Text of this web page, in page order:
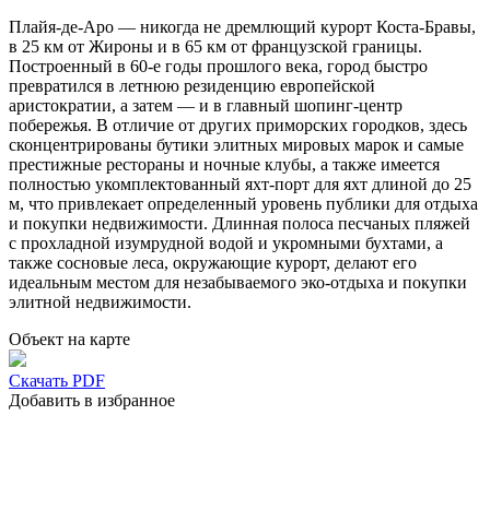
Плайя-де-Аро — никогда не дремлющий курорт Коста-Бравы,
в 25 км от Жироны и в 65 км от французской границы.
Построенный в 60-е годы прошлого века, город быстро
превратился в летнюю резиденцию европейской
аристократии, а затем — и в главный шопинг-центр
побережья. В отличие от других приморских городков, здесь
сконцентрированы бутики элитных мировых марок и самые
престижные рестораны и ночные клубы, а также имеется
полностью укомплектованный яхт-порт для яхт длиной до 25
м, что привлекает определенный уровень публики для отдыха
и покупки недвижимости. Длинная полоса песчаных пляжей
с прохладной изумрудной водой и укромными бухтами, а
также сосновые леса, окружающие курорт, делают его
идеальным местом для незабываемого эко-отдыха и покупки
элитной недвижимости.
Объект на карте
Скачать PDF
Добавить в избранное